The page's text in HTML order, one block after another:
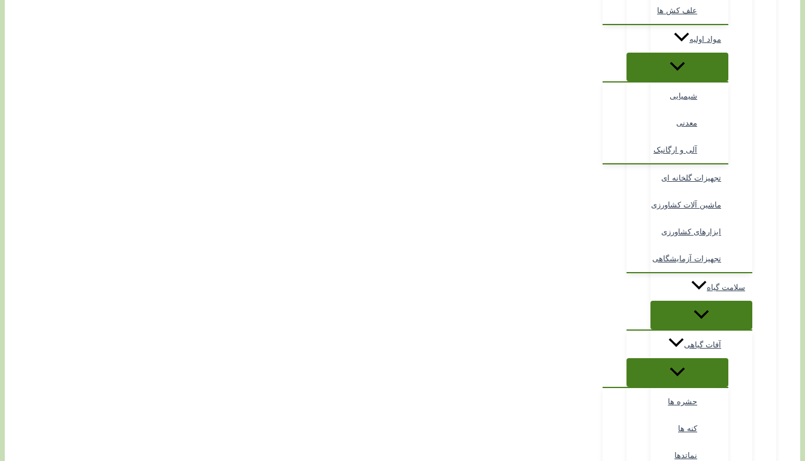
علف کش ها
مواد اولیه
شیمیایی
معدنی
آلی و ارگانیک
تجهیزات گلخانه ای
ماشین آلات کشاورزی
ابزارهای کشاورزی
تجهیزات آزمایشگاهی
سلامت گیاه
آفات گیاهی
حشره ها
کنه ها
نماتدها